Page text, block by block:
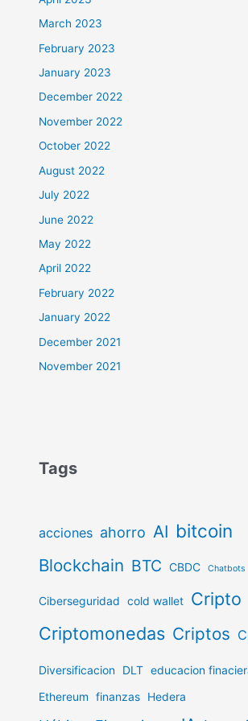
March 2023
February 2023
January 2023
December 2022
November 2022
October 2022
August 2022
July 2022
June 2022
May 2022
April 2022
February 2022
January 2022
December 2021
November 2021
Tags
acciones ahorro AI bitcoin
Blockchain BTC CBDC Chatbots
Ciberseguridad cold wallet Cripto
Criptomonedas Criptos
Diversificacion DLT educacion
Ethereum finanzas Hedera